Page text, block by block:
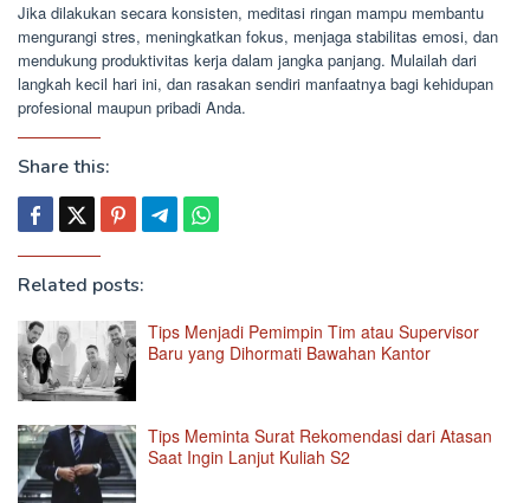
Jika dilakukan secara konsisten, meditasi ringan mampu membantu
mengurangi stres, meningkatkan fokus, menjaga stabilitas emosi, dan
mendukung produktivitas kerja dalam jangka panjang. Mulailah dari
langkah kecil hari ini, dan rasakan sendiri manfaatnya bagi kehidupan
profesional maupun pribadi Anda.
Share this:
Related posts:
Tips Menjadi Pemimpin Tim atau Supervisor
Baru yang Dihormati Bawahan Kantor
Tips Meminta Surat Rekomendasi dari Atasan
Saat Ingin Lanjut Kuliah S2